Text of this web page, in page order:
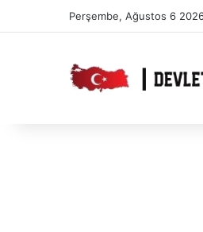
Perşembe, Ağustos 6